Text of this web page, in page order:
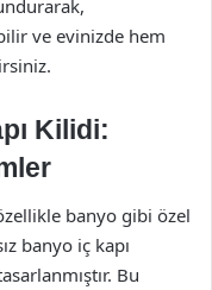
ve evinizde hem
Kilidi:
banyo gibi özel
banyo iç kapı
Bu